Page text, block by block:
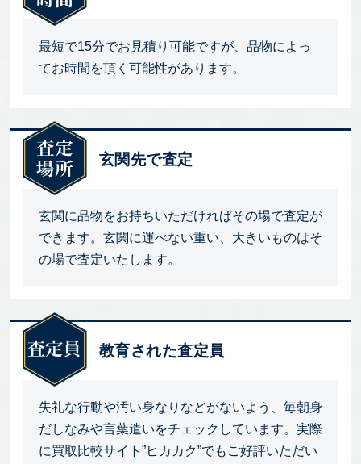
最短で15分でお見積り可能ですが、品物によっ
てお時間を頂く可能性があります。
玄関先で査定
玄関に品物をお持ちいただければその場で査定が
できます。玄関に運べない重い、大きいものはそ
の場で査定いたします。
教育された査定員
失礼な行動や汚い身なりなどがないよう、毎朝身
だしなみや言葉遣いをチェックしています。実際
に買取比較サイト”ヒカカク”でもご好評いただい